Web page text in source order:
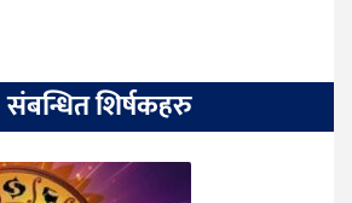
संबन्धित शिर्षकहरु